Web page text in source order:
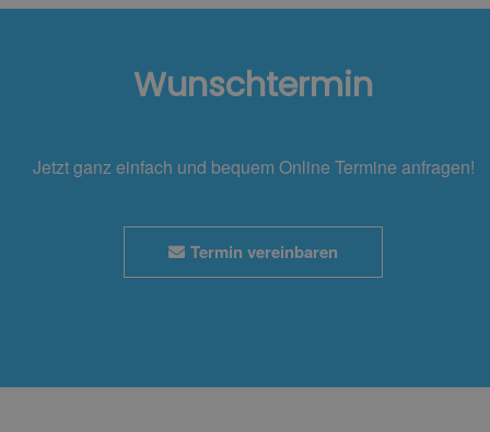
Wunschtermin
Jetzt ganz einfach und bequem Online Termine anfragen!
Termin vereinbaren